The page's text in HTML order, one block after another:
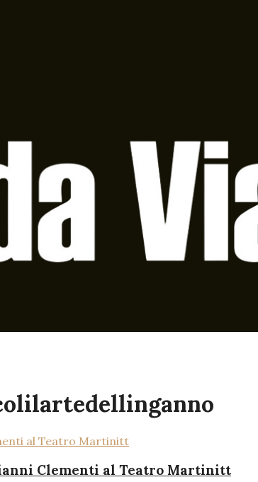
Clementi al Teatro Martinitt